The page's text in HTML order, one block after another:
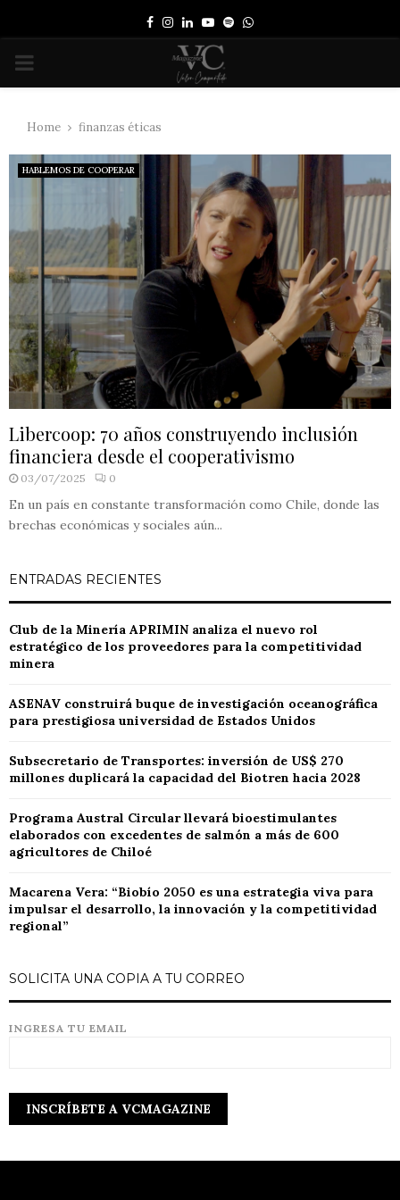
Facebook
Instagram
LinkedinYoutube
SpotifyWhatsapp
PRIMARY
Home finanzas éticas
HABLEMOS DE COOPERAR
Libercoop: 70 años construyendo inclusión
financiera desde el cooperativismo
03/07/2025 0
En un país en constante transformación como Chile, donde las
brechas económicas y sociales aún...
ENTRADAS RECIENTES
Club de la Minería APRIMIN analiza el nuevo rol
estratégico de los proveedores para la competitividad
minera
ASENAV construirá buque de investigación oceanográfica
para prestigiosa universidad de Estados Unidos
Subsecretario de Transportes: inversión de US$ 270
millones duplicará la capacidad del Biotren hacia 2028
Programa Austral Circular llevará bioestimulantes
elaborados con excedentes de salmón a más de 600
agricultores de Chiloé
Macarena Vera: “Biobío 2050 es una estrategia viva para
impulsar el desarrollo, la innovación y la competitividad
regional”
SOLICITA UNA COPIA A TU CORREO
INGRESA TU EMAIL